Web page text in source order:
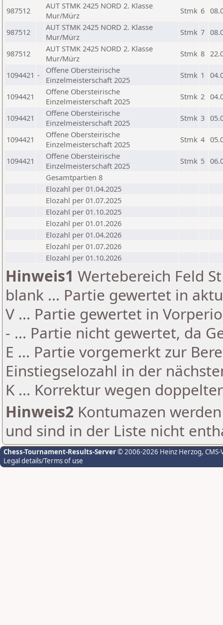
987512
AUT STMK 2425 NORD 2. Klasse
Mur/Mürz
Stmk 6
987512
AUT STMK 2425 NORD 2. Klasse
Mur/Mürz
Stmk 7
987512
AUT STMK 2425 NORD 2. Klasse
Mur/Mürz
Stmk 8
1094421 -
Offene Obersteirische
Einzelmeisterschaft 2025
Stmk 1
1094421
Offene Obersteirische
Einzelmeisterschaft 2025
Stmk 2
1094421
Offene Obersteirische
Einzelmeisterschaft 2025
Stmk 3
1094421
Offene Obersteirische
Einzelmeisterschaft 2025
Stmk 4
1094421
Offene Obersteirische
Einzelmeisterschaft 2025
Stmk 5
Gesamtpartien 8
Elozahl per 01.04.2025
Elozahl per 01.07.2025
Elozahl per 01.10.2025
Elozahl per 01.01.2026
Elozahl per 01.04.2026
Elozahl per 01.07.2026
Elozahl per 01.10.2026
Hinweis1 Wertebereich Feld
blank ... Partie gewertet in
V ... Partie gewertet in
- ... Partie nicht gewertet, da
E ... Partie vorgemerkt zur
Einstiegselozahl in der
K ... Korrektur wegen
Hinweis2 Kontumazen
und sind in der Liste nicht
Chess-Tournament-Results-Server© 2006-2026 Heinz Herzog,
Legal details/Terms of use